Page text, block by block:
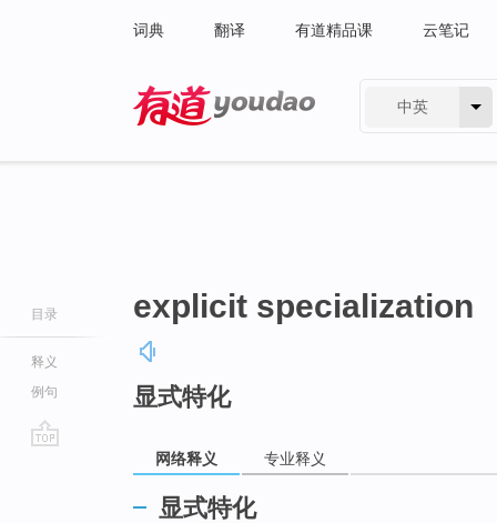
词典 翻译 有道精品课 云笔记
中英
目录
释义
例句
explicit specialization
显式特化
网络释义 专业释义
显式特化